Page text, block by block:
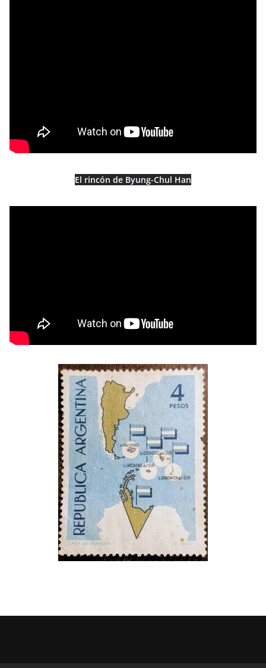
El rincón de Byung-Chul Han